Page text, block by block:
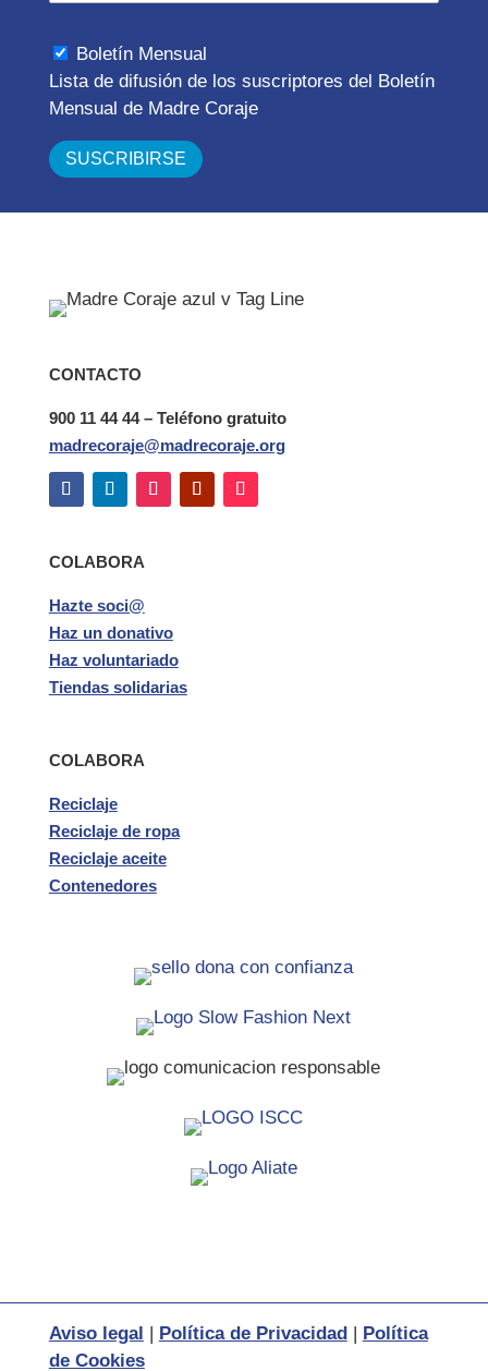
Boletín Mensual
Lista de difusión de los suscriptores del Boletín
Mensual de Madre Coraje
CONTACTO
900 11 44 44 – Teléfono gratuito
madrecoraje@madrecoraje.org
COLABORA
Hazte soci@
Haz un donativo
Haz voluntariado
Tiendas solidarias
COLABORA
Reciclaje
Reciclaje de ropa
Reciclaje aceite
Contenedores
Aviso legal | Política de Privacidad | Política
de Cookies